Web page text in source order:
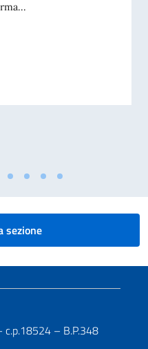
degli appuntamenti per i
sezione
c.p.18524 – B.P.348